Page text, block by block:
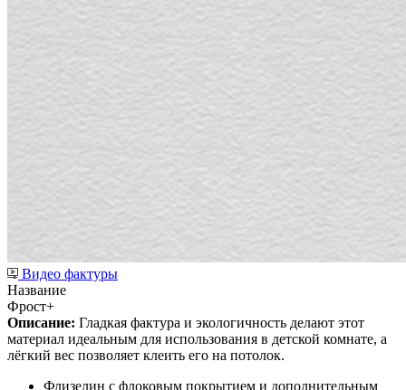
Видео фактуры
Название
Фрост+
Описание: Гладкая фактура и экологичность делают этот
материал идеальным для использования в детской комнате, а
лёгкий вес позволяет клеить его на потолок.
Флизелин с флоковым покрытием и дополнительным